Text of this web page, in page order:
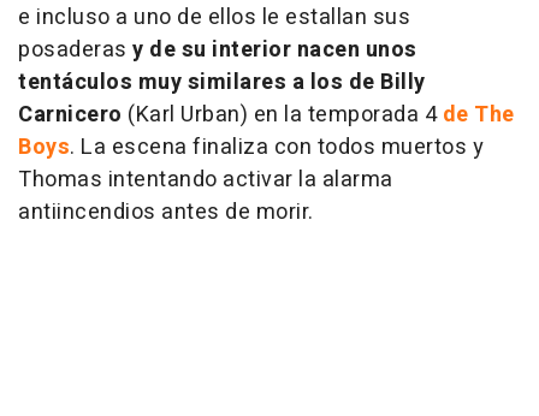
e incluso a uno de ellos le estallan sus
posaderas y de su interior nacen unos
tentáculos muy similares a los de Billy
Carnicero (Karl Urban) en la temporada 4de The
Boys. La escena finaliza con todos muertos y
Thomas intentando activar la alarma
antiincendios antes de morir.